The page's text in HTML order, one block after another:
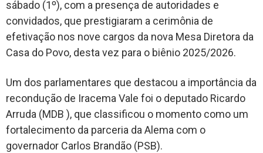
sábado (1º), com a presença de autoridades e
convidados, que prestigiaram a cerimônia de
efetivação nos nove cargos da nova Mesa Diretora da
Casa do Povo, desta vez para o biênio 2025/2026.
Um dos parlamentares que destacou a importância da
recondução de Iracema Vale foi o deputado Ricardo
Arruda (MDB ), que classificou o momento como um
fortalecimento da parceria da Alema com o
governador Carlos Brandão (PSB).